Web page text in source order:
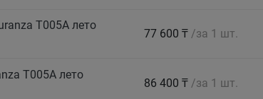
T005А лето
77 600 ₸ /за 1 шт.
T005А лето
86 400 ₸ /за 1 шт.